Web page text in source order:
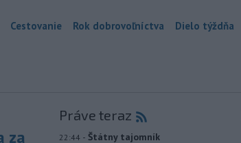
Cestovanie Rok dobrovoľníctva Dielo týždňa
za
Práve teraz
22:44 - Štátny tajomník